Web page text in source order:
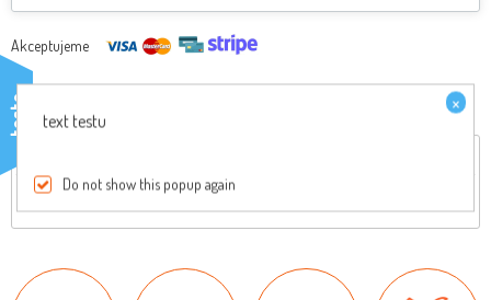
Akceptujeme
testo ×
text testu
Do not show this popup again